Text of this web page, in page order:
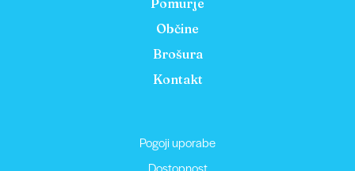
Občine
Brošura
Kontakt
Pogoji uporabe
Dostopnost